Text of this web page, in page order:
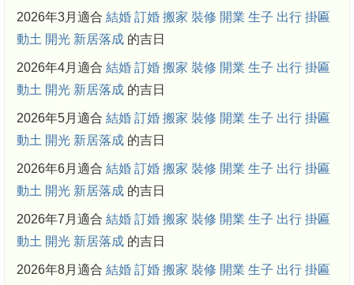
2026年3月適合 結婚 訂婚 搬家 裝修 開業 生子 出行 掛匾
動土 開光 新居落成 的吉日
2026年4月適合 結婚 訂婚 搬家 裝修 開業 生子 出行 掛匾
動土 開光 新居落成 的吉日
2026年5月適合 結婚 訂婚 搬家 裝修 開業 生子 出行 掛匾
動土 開光 新居落成 的吉日
2026年6月適合 結婚 訂婚 搬家 裝修 開業 生子 出行 掛匾
動土 開光 新居落成 的吉日
2026年7月適合 結婚 訂婚 搬家 裝修 開業 生子 出行 掛匾
動土 開光 新居落成 的吉日
2026年8月適合 結婚 訂婚 搬家 裝修 開業 生子 出行 掛匾